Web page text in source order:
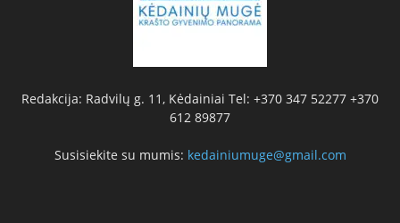
Redakcija: Radvilų g. 11, Kėdainiai Tel: +370 347 52277 +370
612 89877
Susisiekite su mumis: kedainiumuge@gmail.com